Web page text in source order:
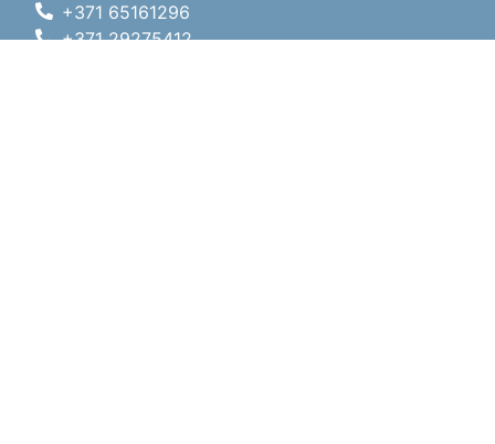
+371 65161296
+371 29275412